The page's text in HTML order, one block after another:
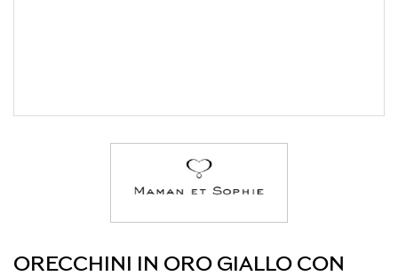
ORECCHINI IN ORO GIALLO CON